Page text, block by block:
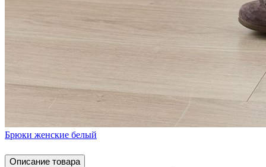
Брюки женские белый
Описание товара